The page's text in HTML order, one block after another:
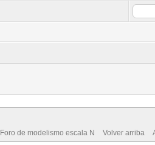
Foro de modelismo escala N Volver arriba